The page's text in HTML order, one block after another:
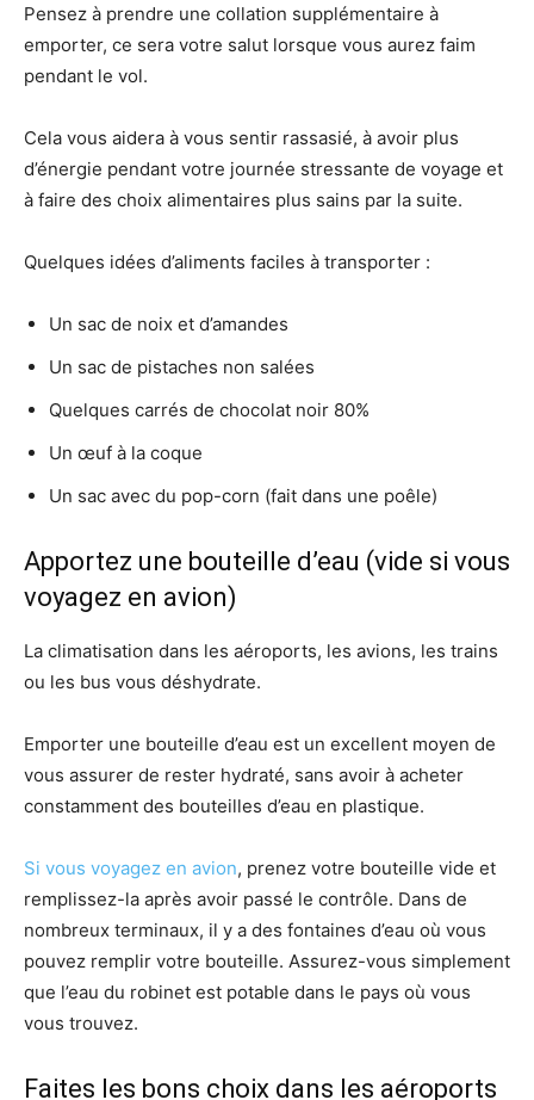
Pensez à prendre une collation supplémentaire à
emporter, ce sera votre salut lorsque vous aurez faim
pendant le vol.
Cela vous aidera à vous sentir rassasié, à avoir plus
d’énergie pendant votre journée stressante de voyage et
à faire des choix alimentaires plus sains par la suite.
Quelques idées d’aliments faciles à transporter :
Un sac de noix et d’amandes
Un sac de pistaches non salées
Quelques carrés de chocolat noir 80%
Un œuf à la coque
Un sac avec du pop-corn (fait dans une poêle)
Apportez une bouteille d’eau (vide si vous
voyagez en avion)
La climatisation dans les aéroports, les avions, les trains
ou les bus vous déshydrate.
Emporter une bouteille d’eau est un excellent moyen de
vous assurer de rester hydraté, sans avoir à acheter
constamment des bouteilles d’eau en plastique.
Si vous voyagez en avion, prenez votre bouteille vide et
remplissez-la après avoir passé le contrôle. Dans de
nombreux terminaux, il y a des fontaines d’eau où vous
pouvez remplir votre bouteille. Assurez-vous simplement
que l’eau du robinet est potable dans le pays où vous
vous trouvez.
Faites les bons choix dans les aéroports